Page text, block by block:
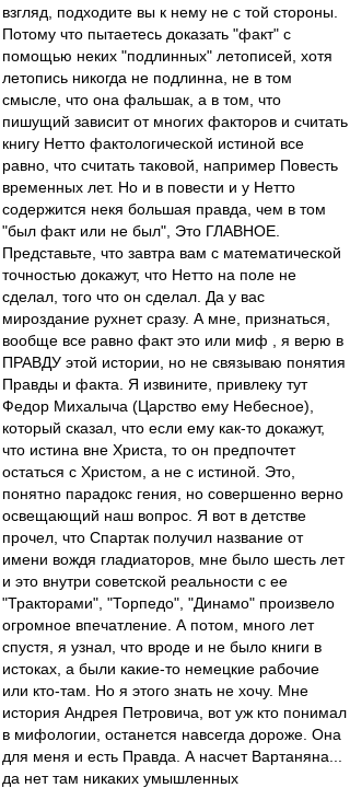
взгляд, подходите вы к нему не с той стороны.
Потому что пытаетесь доказать "факт" с
помощью неких "подлинных" летописей, хотя
летопись никогда не подлинна, не в том
смысле, что она фальшак, а в том, что
пишущий зависит от многих факторов и считать
книгу Нетто фактологической истиной все
равно, что считать таковой, например Повесть
временных лет. Но и в повести и у Нетто
содержится некя большая правда, чем в том
"был факт или не был", Это ГЛАВНОЕ.
Представьте, что завтра вам с математической
точностью докажут, что Нетто на поле не
сделал, того что он сделал. Да у вас
мироздание рухнет сразу. А мне, признаться,
вообще все равно факт это или миф , я верю в
ПРАВДУ этой истории, но не связываю понятия
Правды и факта. Я извините, привлеку тут
Федор Михалыча (Царство ему Небесное),
который сказал, что если ему как-то докажут,
что истина вне Христа, то он предпочтет
остаться с Христом, а не с истиной. Это,
понятно парадокс гения, но совершенно верно
освещающий наш вопрос. Я вот в детстве
прочел, что Спартак получил название от
имени вождя гладиаторов, мне было шесть лет
и это внутри советской реальности с ее
"Тракторами", "Торпедо", "Динамо" произвело
огромное впечатление. А потом, много лет
спустя, я узнал, что вроде и не было книги в
истоках, а были какие-то немецкие рабочие
или кто-там. Но я этого знать не хочу. Мне
история Андрея Петровича, вот уж кто понимал
в мифологии, останется навсегда дороже. Она
для меня и есть Правда. А насчет Вартаняна...
да нет там никаких умышленных